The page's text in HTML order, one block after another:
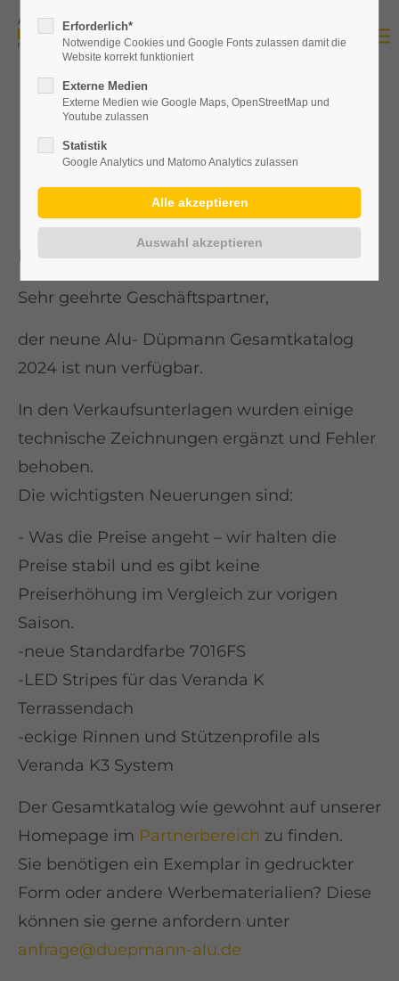
Newsletter Neue
Preisliste 2024
Die neue Alu- Düpmann Preisliste ist da!
Sehr geehrte Geschäftspartner,
der neune Alu- Düpmann Gesamtkatalog
2024 ist nun verfügbar.
In den Verkaufsunterlagen wurden einige
technische Zeichnungen ergänzt und Fehler
behoben.
Die wichtigsten Neuerungen sind:
- Was die Preise angeht – wir halten die
Preise stabil und es gibt keine
Preiserhöhung im Vergleich zur vorigen
Saison.
-neue Standardfarbe 7016FS
-LED Stripes für das Veranda K
Terrassendach
-eckige Rinnen und Stützenprofile als
Veranda K3 System
Der Gesamtkatalog wie gewohnt auf unserer
Homepage im Partnerbereich zu finden.
Sie benötigen ein Exemplar in gedruckter
Form oder andere Werbematerialien? Diese
können sie gerne anfordern unter
anfrage@duepmann-alu.de
Erforderlich*
Notwendige Cookies und Google Fonts zulassen damit die
Website korrekt funktioniert
Externe Medien
Externe Medien wie Google Maps, OpenStreetMap und
Youtube zulassen
Statistik
Google Analytics und Matomo Analytics zulassen